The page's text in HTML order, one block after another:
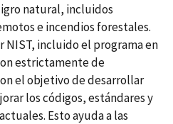
natural, incluidos
e incendios forestales.
NIST, incluido el programa en
estrictamente de
el objetivo de desarrollar
los códigos, estándares y
Esto ayuda a las